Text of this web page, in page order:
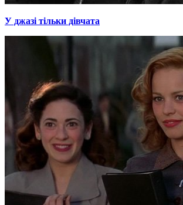
У джазі тільки дівчата